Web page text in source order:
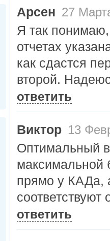
Арсен 27
Я так понимаю,
отчетах
как сдастся
второй.
ответить
Виктор 13
Оптимальный
максимальной
прямо у КАДа,
ответить